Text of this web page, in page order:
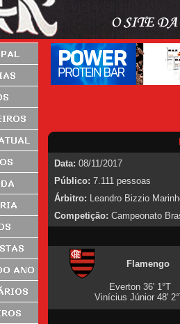
Data: 08/11/2017
Público: 7.111 pessoas
Árbitro: Leandro Bizzio
Competição: Campeonato
Flamengo
Everton 36' 1°T
Vinícius Júnior 48'